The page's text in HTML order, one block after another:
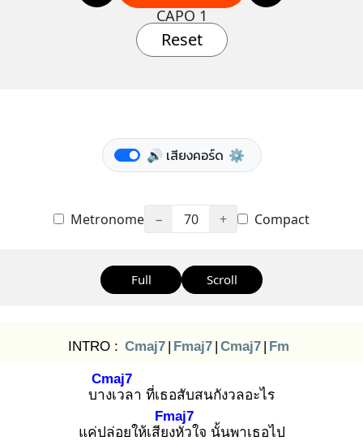
CAPO 1
Reset
🔊 เสียงคอร์ด ⚙️
Metronome − 70 + Compact
Full Scroll
INTRO : Cmaj7 | Fmaj7 | Cmaj7 | Fm
บาง
Cmaj7
เวลา ที่เธอสับสนกังวลอะไร
แค่ปล่อยให้เสียง
Fmaj7
หัวใจ นั้นพาเธอไป